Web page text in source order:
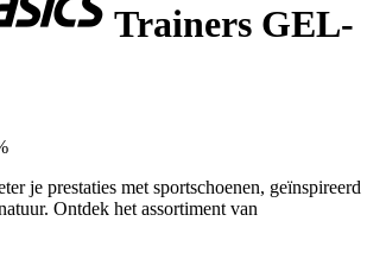
Trainers GEL-
je prestaties met sportschoenen, geïnspireerd
Ontdek het assortiment van